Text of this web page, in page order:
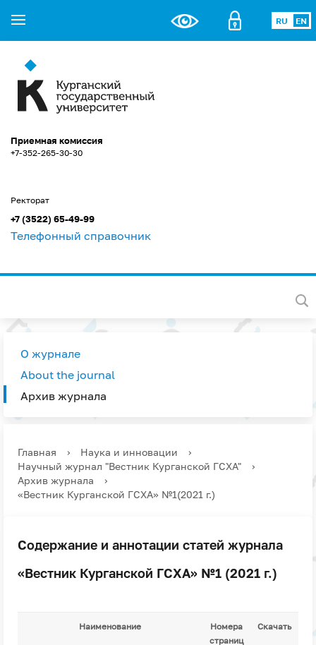
RU EN
Приемная комиссия
+7-352-265-30-30
Ректорат
+7 (3522) 65-49-99
Телефонный справочник
О журнале
About the journal
Архив журнала
Главная › Наука и инновации
›
Научный журнал "Вестник Курганской ГСХА"
›
Архив журнала
›
«Вестник Курганской ГСХА» №1(2021 г.)
Содержание и аннотации статей журнала
«Вестник Курганской ГСХА» №1 (2021 г.)
Наименование
Номера
страниц
Скачать